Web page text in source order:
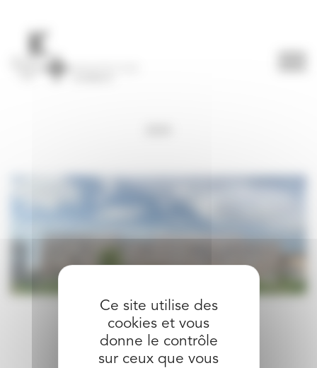
partager l’article
Ce site utilise des
cookies et vous
donne le contrôle
sur ceux que vous